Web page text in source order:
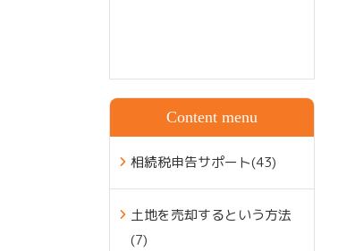
Content menu
相続税申告サポート(43)
土地を売却するという方法
(7)